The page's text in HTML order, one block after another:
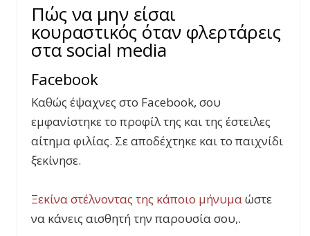
Πώς να μην είσαι
κουραστικός όταν φλερτάρεις
στα social media
Facebook
Καθώς έψαχνες στο Facebook, σου
εμφανίστηκε το προφίλ της και της έστειλες
αίτημα φιλίας. Σε αποδέχτηκε και το παιχνίδι
ξεκίνησε.
Ξεκίνα στέλνοντας της κάποιο μήνυμαώστε
να κάνεις αισθητή την παρουσία σου,.